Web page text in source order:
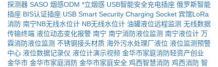
探测器 SASO 烟感ODM *立烟感 USB智能安全充电插座 俄罗斯智能
插座 BIS认证插座 USB Smart Security Charging Socket 宾馆LoRa
消防 南宁NB无线水位计 NB无线水位计 油罐液位远程监测 无线数据
传输终端 液位动态变化报警 南宁 南宁消防液位监测 南宁液位计 万
霖消防液位监测 不锈钢接头材质 海外污水处理厂液位 液位监测预警
中心 液位数据记录仪 液位计演示视频 金华市家庭消防轻资产创业
金华市 金华市家庭消防 金华市家庭安全 鸡西智慧消防 鸡西消防 智